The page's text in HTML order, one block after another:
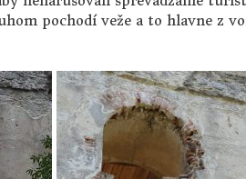
pochodí veže a to hlavne z